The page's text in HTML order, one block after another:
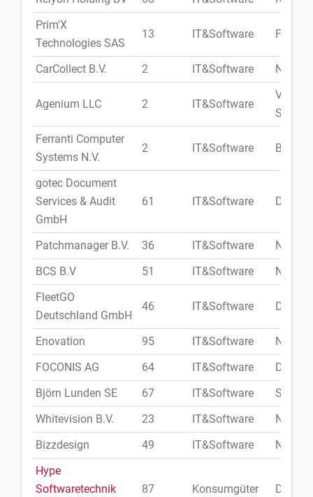
Prim'X
Technologies SAS
13 IT&Software
CarCollect B.V. 2 IT&Software
Agenium LLC 2 IT&Software
Staaten
Ferranti Computer
Systems N.V.
2 IT&Software Belgien
gotec Document
Services & Audit
GmbH
61 IT&Software
Patchmanager B.V. 36 IT&Software
BCS B.V
51 IT&Software
FleetGO
Deutschland GmbH
46 IT&Software
Enovation 95 IT&Software
FOCONIS AG
64 IT&Software
Björn Lunden SE
67 IT&Software
Whitevision B.V.
23 IT&Software
Bizzdesign
49 IT&Software
Hype
Softwaretechnik
87 Konsumgüter